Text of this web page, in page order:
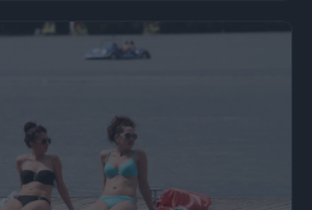
Pierwszy rok prezydentury
„Gazeta Wyborcza” i „Do